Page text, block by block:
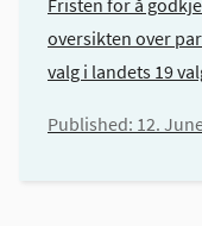
Fristen for å
oversikten over
valg i landets 19
Published: 12.